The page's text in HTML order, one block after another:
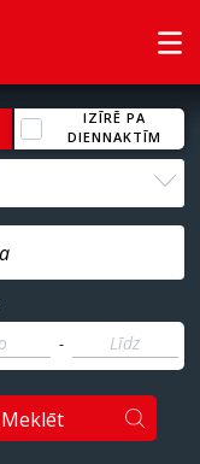
IZĪRĒ PA
DIENNAKTĪM
-
Meklēt